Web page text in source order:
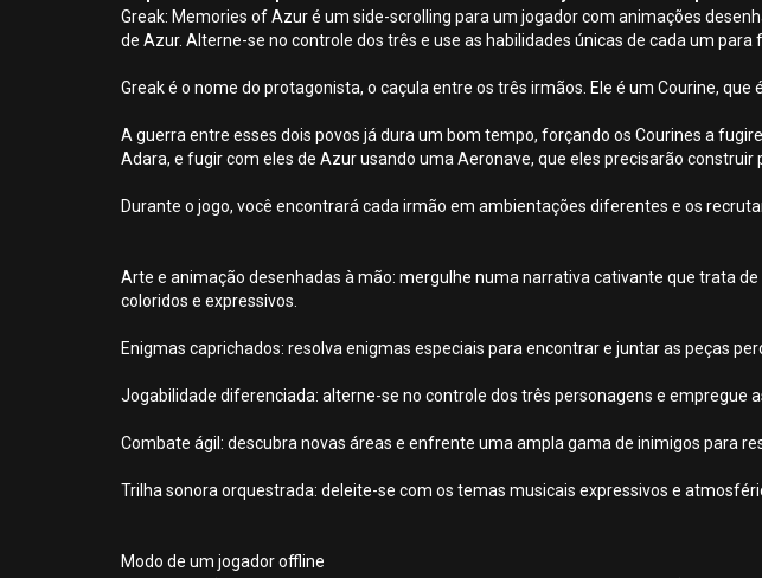
Greak: Memories of Azur é um side-scrolling para um jogador com animações
de Azur. Alterne-se no controle dos três e use as habilidades únicas de cada um para
Greak é o nome do protagonista, o caçula entre os três irmãos. Ele é um Courine,
A guerra entre esses dois povos já dura um bom tempo, forçando os Courines a
Adara, e fugir com eles de Azur usando uma Aeronave, que eles precisarão construir
Durante o jogo, você encontrará cada irmão em ambientações diferentes e os
Arte e animação desenhadas à mão: mergulhe numa narrativa cativante que trata
coloridos e expressivos.
Enigmas caprichados: resolva enigmas especiais para encontrar e juntar as peças
Jogabilidade diferenciada: alterne-se no controle dos três personagens e empregue
Combate ágil: descubra novas áreas e enfrente uma ampla gama de inimigos para
Trilha sonora orquestrada: deleite-se com os temas musicais expressivos e
Modo de um jogador offline